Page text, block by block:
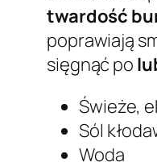
twardość
poprawiają
sięgnąć po
Świeże,
Sól
Woda